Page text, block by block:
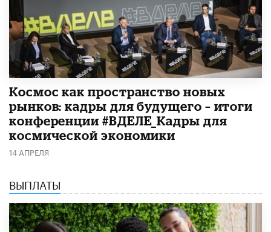
Космос как пространство новых
рынков: кадры для будущего – итоги
конференции #ВДЕЛЕ_Кадры для
космической экономики
14 АПРЕЛЯ
ВЫПЛАТЫ